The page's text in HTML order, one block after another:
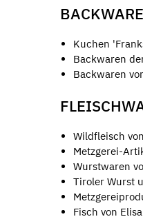
Kuchen
Backwaren
Backwaren
Wildfleisch
Metzgerei-
Wurstwaren
Tiroler Wurst
Fisch von